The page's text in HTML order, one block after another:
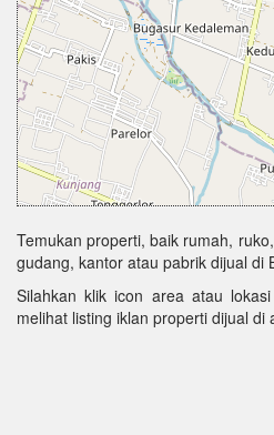
Temukan properti, baik rumah,
gudang, kantor atau pabrik dijual di
Silahkan klik icon area atau
melihat listing iklan properti dijual di